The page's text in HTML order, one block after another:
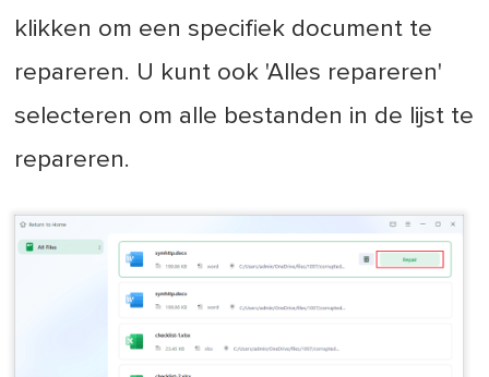
klikken om een specifiek document te
repareren. U kunt ook 'Alles repareren'
selecteren om alle bestanden in de lijst te
repareren.